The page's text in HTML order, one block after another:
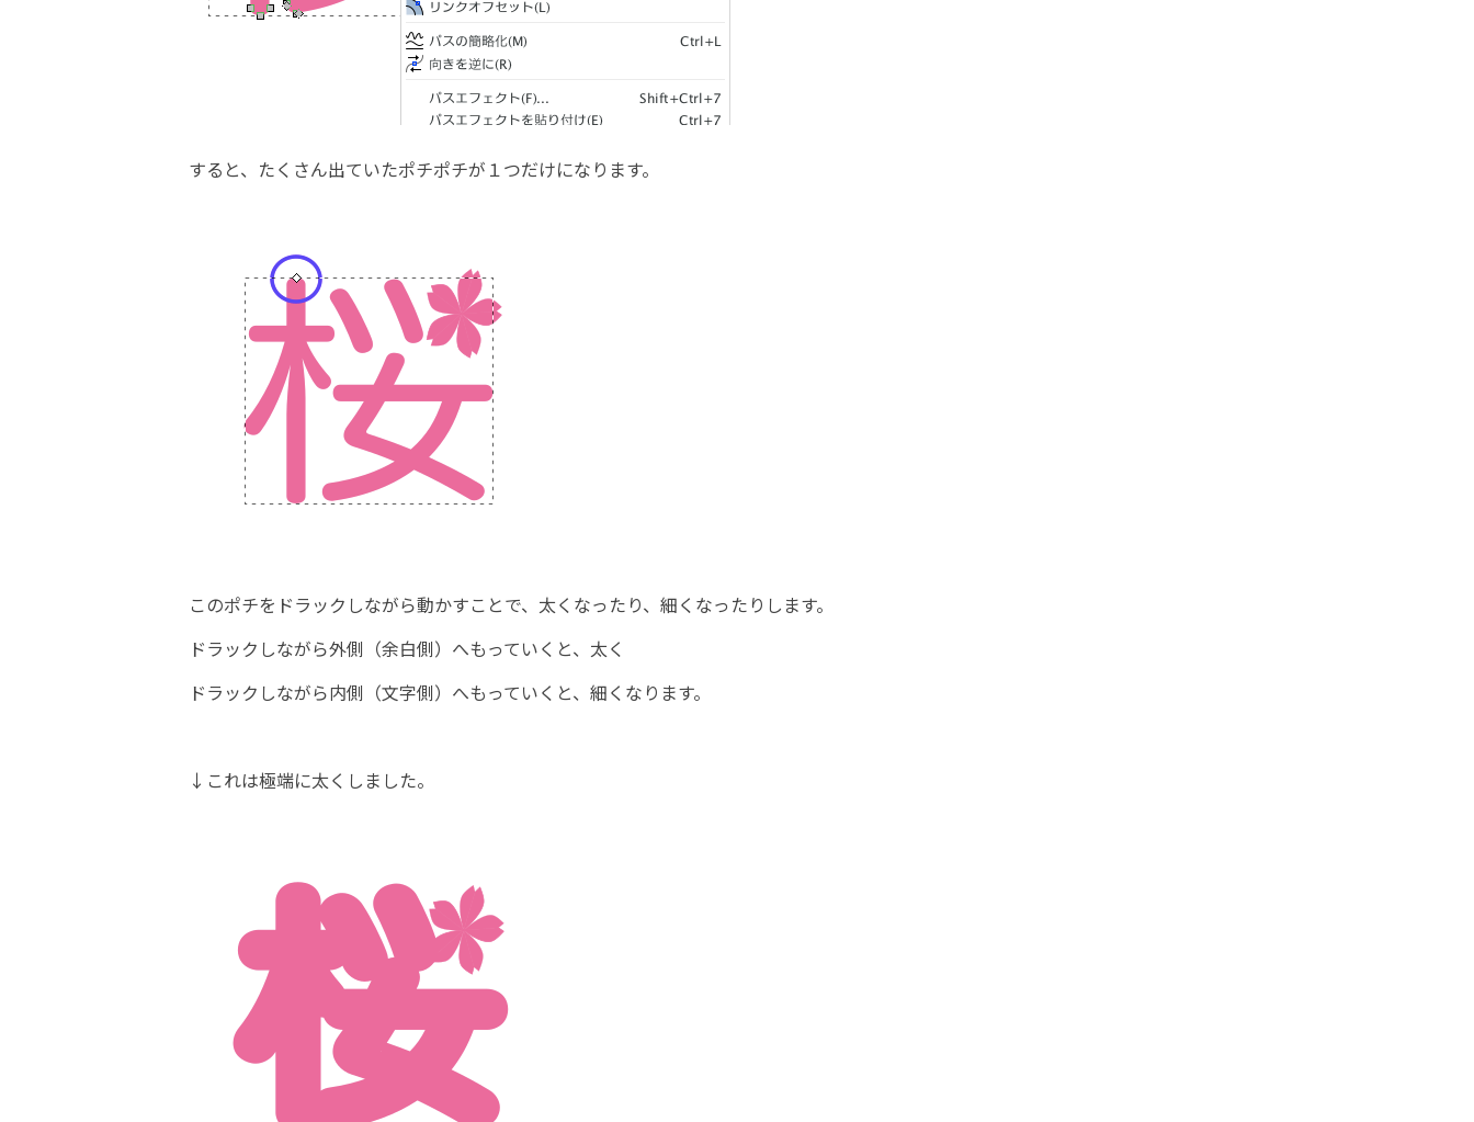
すると、たくさん出ていたポチポチが１つだけになります。
このポチをドラックしながら動かすことで、太くなったり、細くなったりします。
ドラックしながら外側（余白側）へもっていくと、太く
ドラックしながら内側（文字側）へもっていくと、細くなります。
↓これは極端に太くしました。